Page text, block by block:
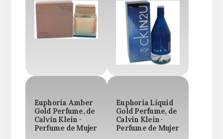
Euphoria Amber
Gold Perfume, de
Calvin Klein ·
Perfume de Mujer
Euphoria Liquid
Gold Perfume, de
Calvin Klein ·
Perfume de Mujer